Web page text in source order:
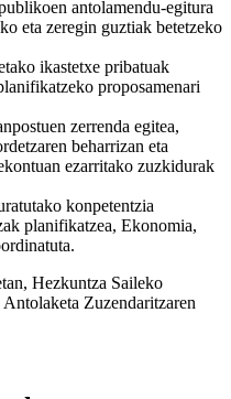
antolamendu-egitura
eta zeregin guztiak betetzeko
ikastetxe pribatuak
proposamenari
zerrenda egitea,
beharrizan eta
ezarritako zuzkidurak
konpetentzia
planifikatzea, Ekonomia,
Hezkuntza Saileko
Zuzendaritzaren